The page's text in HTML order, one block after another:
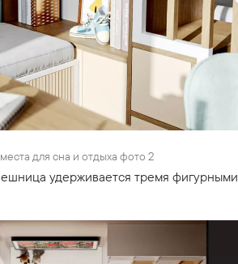
для сна и отдыха фото 2
удерживается тремя фигурными